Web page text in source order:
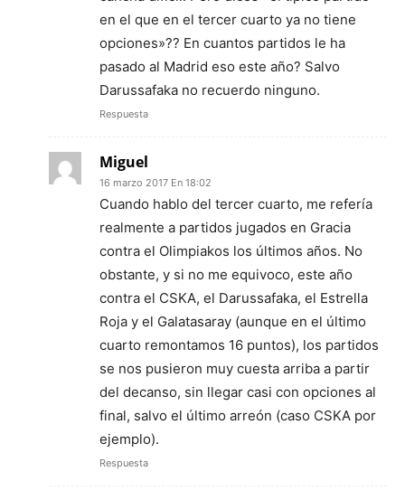
en el que en el tercer cuarto ya no tiene
opciones»?? En cuantos partidos le ha
pasado al Madrid eso este año? Salvo
Darussafaka no recuerdo ninguno.
Respuesta
Miguel
16 marzo 2017 En 18:02
Cuando hablo del tercer cuarto, me refería
realmente a partidos jugados en Gracia
contra el Olimpiakos los últimos años. No
obstante, y si no me equivoco, este año
contra el CSKA, el Darussafaka, el Estrella
Roja y el Galatasaray (aunque en el último
cuarto remontamos 16 puntos), los partidos
se nos pusieron muy cuesta arriba a partir
del decanso, sin llegar casi con opciones al
final, salvo el último arreón (caso CSKA por
ejemplo).
Respuesta